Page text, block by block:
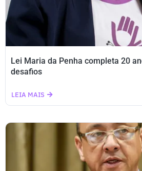
Lei Maria da Penha completa 20
desafios
LEIA MAIS